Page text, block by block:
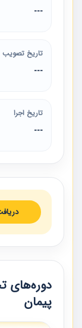
---
تاریخ تصویب
---
تاریخ اجرا
---
دوره‌های
پیمان